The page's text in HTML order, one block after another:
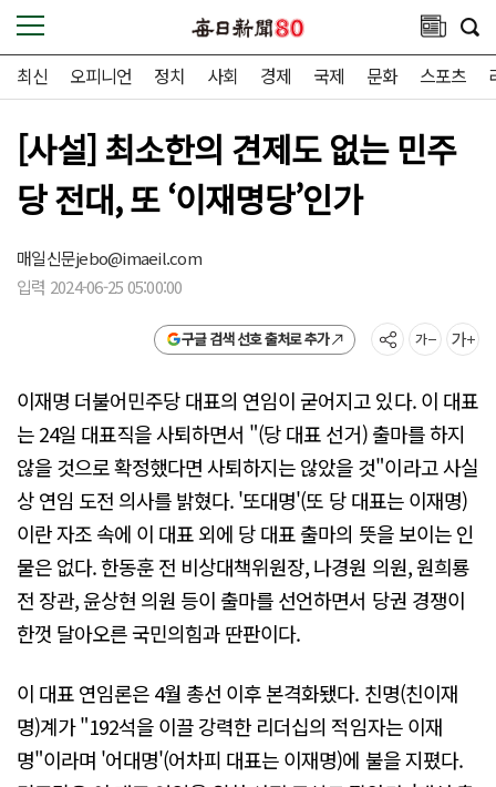
최신 오피니언 정치 사회 경제 국제 문화 스포츠
[사설] 최소한의 견제도 없는 민주
당 전대, 또 ‘이재명당’인가
매일신문jebo@imaeil.com
입력 2024-06-25 05:00:00
구글 검색 선호 출처로 추가
이재명 더불어민주당 대표의 연임이 굳어지고 있다. 이 대표
는 24일 대표직을 사퇴하면서 "(당 대표 선거) 출마를 하지
않을 것으로 확정했다면 사퇴하지는 않았을 것"이라고 사실
상 연임 도전 의사를 밝혔다. '또대명'(또 당 대표는 이재명)
이란 자조 속에 이 대표 외에 당 대표 출마의 뜻을 보이는 인
물은 없다. 한동훈 전 비상대책위원장, 나경원 의원, 원희룡
전 장관, 윤상현 의원 등이 출마를 선언하면서 당권 경쟁이
한껏 달아오른 국민의힘과 딴판이다.
이 대표 연임론은 4월 총선 이후 본격화됐다. 친명(친이재
명)계가 "192석을 이끌 강력한 리더십의 적임자는 이재
명"이라며 '어대명'(어차피 대표는 이재명)에 불을 지폈다.